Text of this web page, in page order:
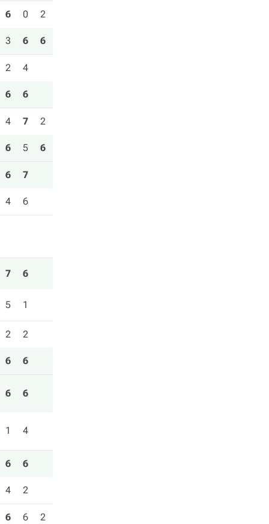
6 0 2
3 6 6
2 4
6 6
4 7 2
6 5 6
6 7
4 6
7 6
5 1
2 2
6 6
6 6
1 4
6 6
4 2
6 6 2